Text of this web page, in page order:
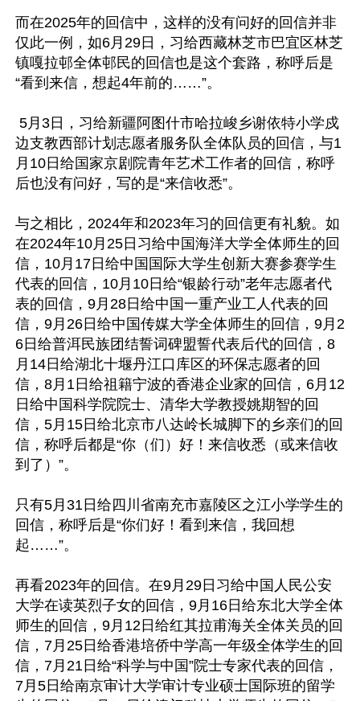
而在2025年的回信中，这样的没有问好的回信并非
仅此一例，如6月29日，习给西藏林芝市巴宜区林芝
镇嘎拉邨全体邨民的回信也是这个套路，称呼后是
“看到来信，想起4年前的……”。
边支教西部计划志愿者服务队全体队员的回信，与1
月10日给国家京剧院青年艺术工作者的回信，称呼
后也没有问好，写的是“来信收悉”。
与之相比，2024年和2023年习的回信更有礼貌。如
在2024年10月25日习给中国海洋大学全体师生的回
信，10月17日给中国国际大学生创新大赛参赛学生
代表的回信，10月10日给“银龄行动”老年志愿者代
表的回信，9月28日给中国一重产业工人代表的回
信，9月26日给中国传媒大学全体师生的回信，9月2
6日给普洱民族团结誓词碑盟誓代表后代的回信，8
月14日给湖北十堰丹江口库区的环保志愿者的回
信，8月1日给祖籍宁波的香港企业家的回信，6月12
日给中国科学院院士、清华大学教授姚期智的回
信，5月15日给北京市八达岭长城脚下的乡亲们的回
信，称呼后都是“你（们）好！来信收悉（或来信收
到了）”。
只有5月31日给四川省南充市嘉陵区之江小学学生的
回信，称呼后是“你们好！看到来信，我回想
起……”。
再看2023年的回信。在9月29日习给中国人民公安
大学在读英烈子女的回信，9月16日给东北大学全体
师生的回信，9月12日给红其拉甫海关全体关员的回
信，7月25日给香港培侨中学高一年级全体学生的回
信，7月21日给“科学与中国”院士专家代表的回信，
7月5日给南京审计大学审计专业硕士国际班的留学